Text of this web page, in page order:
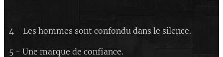
4 - Les hommes sont confondu dans le silence.
5 - Une marque de confiance.